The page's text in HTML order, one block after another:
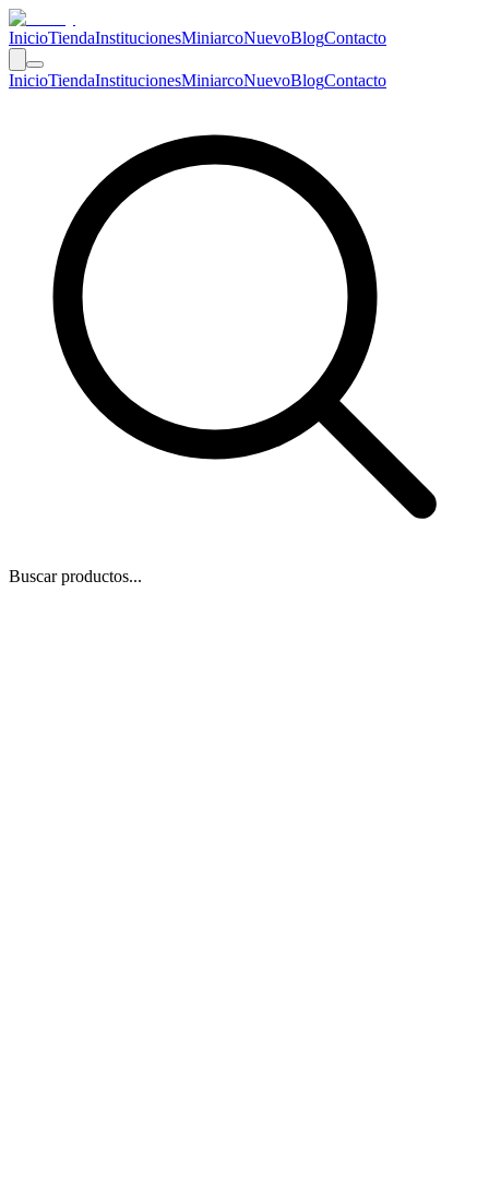
InicioTiendaInstitucionesMiniarcoNuevoBlogContacto
InicioTiendaInstitucionesMiniarcoNuevoBlogContacto
Buscar productos...